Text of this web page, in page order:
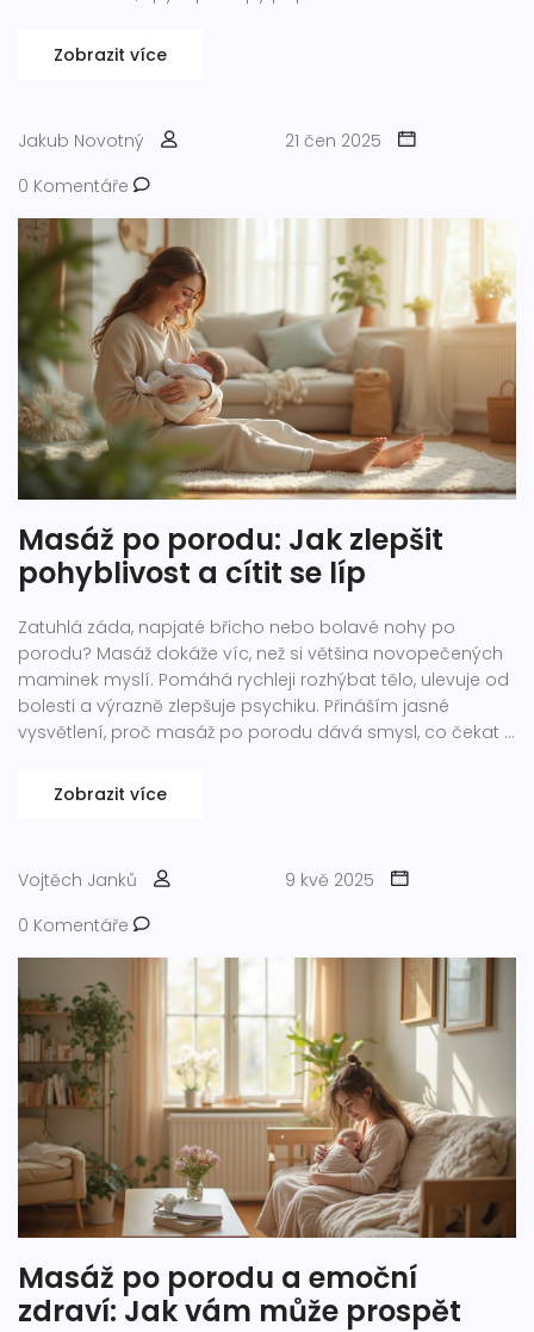
Zobrazit více
Jakub Novotný
21 čen 2025
0 Komentáře
Masáž po porodu: Jak zlepšit
pohyblivost a cítit se líp
Zatuhlá záda, napjaté břicho nebo bolavé nohy po
porodu? Masáž dokáže víc, než si většina novopečených
maminek myslí. Pomáhá rychleji rozhýbat tělo, ulevuje od
bolesti a výrazně zlepšuje psychiku. Přináším jasné
vysvětlení, proč masáž po porodu dává smysl, co čekat a
jen plané řeči.
Zobrazit více
Vojtěch Janků
9 kvě 2025
0 Komentáře
Masáž po porodu a emoční
zdraví: Jak vám může prospět